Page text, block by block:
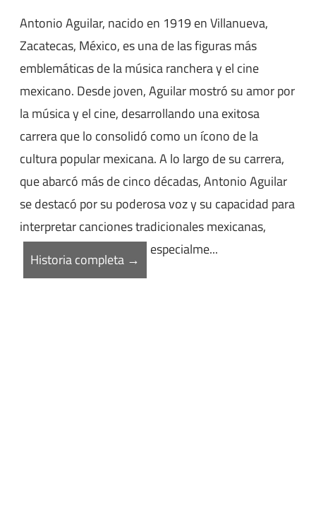
Antonio Aguilar, nacido en 1919 en Villanueva,
Zacatecas, México, es una de las figuras más
emblemáticas de la música ranchera y el cine
mexicano. Desde joven, Aguilar mostró su amor por
la música y el cine, desarrollando una exitosa
carrera que lo consolidó como un ícono de la
cultura popular mexicana. A lo largo de su carrera,
que abarcó más de cinco décadas, Antonio Aguilar
se destacó por su poderosa voz y su capacidad para
interpretar canciones tradicionales mexicanas,
especialme...
Historia completa →